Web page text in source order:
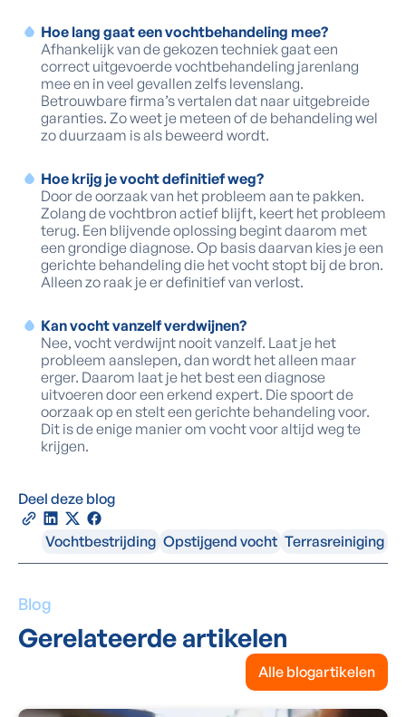
Hoe lang gaat een vochtbehandeling mee?
Afhankelijk van de gekozen techniek gaat een
correct uitgevoerde vochtbehandeling jarenlang
mee en in veel gevallen zelfs levenslang.
Betrouwbare firma’s vertalen dat naar uitgebreide
garanties. Zo weet je meteen of de behandeling wel
zo duurzaam is als beweerd wordt.
Hoe krijg je vocht definitief weg?
Door de oorzaak van het probleem aan te pakken.
Zolang de vochtbron actief blijft, keert het probleem
terug. Een blijvende oplossing begint daarom met
een grondige diagnose. Op basis daarvan kies je een
gerichte behandeling die het vocht stopt bij de bron.
Alleen zo raak je er definitief van verlost.
Kan vocht vanzelf verdwijnen?
Nee, vocht verdwijnt nooit vanzelf. Laat je het
probleem aanslepen, dan wordt het alleen maar
erger. Daarom laat je het best een diagnose
uitvoeren door een erkend expert. Die spoort de
oorzaak op en stelt een gerichte behandeling voor.
Dit is de enige manier om vocht voor altijd weg te
krijgen.
Deel deze blog
Vochtbestrijding Opstijgend vocht Terrasreiniging
Blog
Gerelateerde artikelen
Alle blogartikelen